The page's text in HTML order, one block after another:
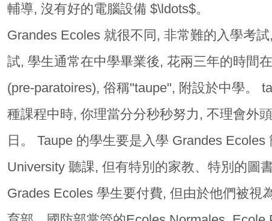
輔導, 沒有好的電腦設備 $\ldots$。
Grandes Ecoles 就很不同, 非常難的入學考
試, 學生通常在中學畢業後, 花兩三年的時間
(pre-paratoires), 俗稱"taupe", 附設於中學。
種課程中時, 你理當分分秒秒努力, 不理會外
日。 Taupe 的學生要是入學 Grandes
University 聽課, 但有特別的家教、特別的圖
Grades Ecoles 學生要付費, 但由於他們被視